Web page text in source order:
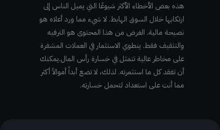
هذه بعض الأخطاء الأكثر شيوعًا التي يميل الناس إلى
ارتكابها خلال السوق الهابط. لا شيء مما ورد أعلاه هو
نصيحة مالية. الغرض من هذا المحتوى هو الترفيه
والتثقيف فقط. ينطوي الاستثمار في العملات المشفرة
على مخاطر عالية تتمثل في خسارة رأس المال.يمكنك
أن تفقد كل ما استثمرته. لذلك، لا تضع أبداً أموالاً أكثر
مما أنت على استعداد لتحمل خسارته.